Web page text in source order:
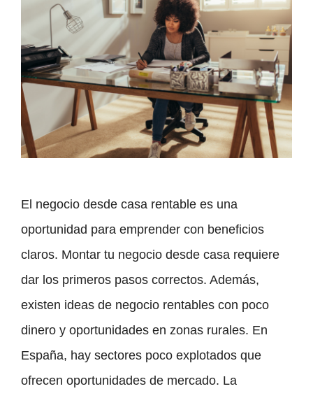
El negocio desde casa rentable es una
oportunidad para emprender con beneficios
claros. Montar tu negocio desde casa requiere
dar los primeros pasos correctos. Además,
existen ideas de negocio rentables con poco
dinero y oportunidades en zonas rurales. En
España, hay sectores poco explotados que
ofrecen oportunidades de mercado. La